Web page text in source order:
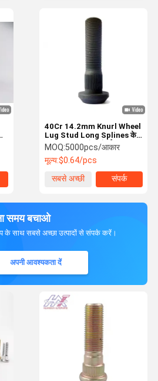
40Cr 14.2mm Knurl Wheel
Lug Stud Long Splines के
साथ 24mm शांक लंबाई
MOQ:5000pcs/आकार
मूल्य:$0.64/pcs
सबसे अच्छी
संपर्क
समय बचाओ
के साथ सबसे अच्छा उत्पादों से संपर्क करें।
अपनी आवश्यकता दें